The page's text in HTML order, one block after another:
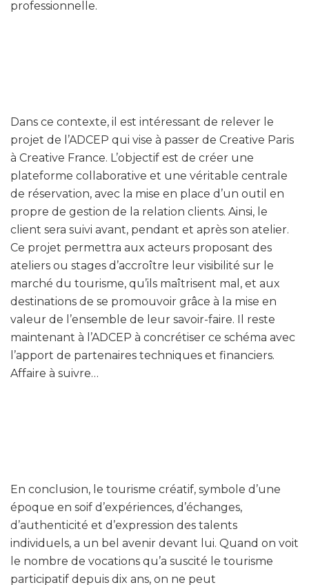
professionnelle.
Dans ce contexte, il est intéressant de relever le
projet de l’ADCEP qui vise à passer de Creative Paris
à Creative France. L’objectif est de créer une
plateforme collaborative et une véritable centrale
de réservation, avec la mise en place d’un outil en
propre de gestion de la relation clients. Ainsi, le
client sera suivi avant, pendant et après son atelier.
Ce projet permettra aux acteurs proposant des
ateliers ou stages d’accroître leur visibilité sur le
marché du tourisme, qu’ils maîtrisent mal, et aux
destinations de se promouvoir grâce à la mise en
valeur de l’ensemble de leur savoir-faire. Il reste
maintenant à l’ADCEP à concrétiser ce schéma avec
l’apport de partenaires techniques et financiers.
Affaire à suivre…
En conclusion, le tourisme créatif, symbole d’une
époque en soif d’expériences, d’échanges,
d’authenticité et d’expression des talents
individuels, a un bel avenir devant lui. Quand on voit
le nombre de vocations qu’a suscité le tourisme
participatif depuis dix ans, on ne peut